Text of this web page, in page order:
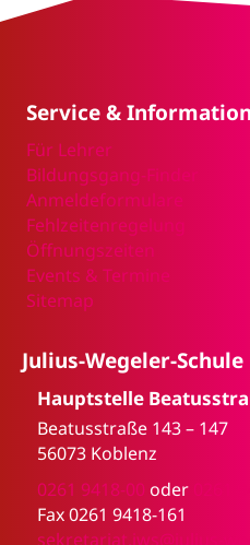
Service &
Für Lehrer
Bildungsgang-Finder
Anmeldeformulare
Fehlzeitenregelung
Öffnungszeiten
Events & Termine
Sitemap
Julius-Wegeler-Schule
Hauptstelle
Beatusstraße 143 – 147
56073 Koblenz
0261 9418-00 oder
0261
Fax 0261 9418-161
sekretariat.jws@julius-